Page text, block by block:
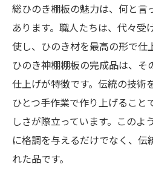
総ひのき棚板の魅力は、何と言
あります。職人たちは、代々受
使し、ひのき材を最高の形で仕
ひのき神棚棚板の完成品は、そ
仕上げが特徴です。伝統の技術
ひとつ手作業で作り上げること
しさが際立っています。このよ
に格調を与えるだけでなく、伝
れた品です。